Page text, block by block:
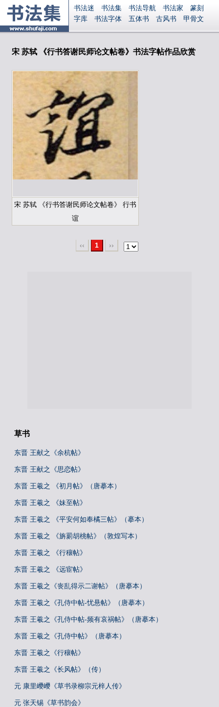
书法迷 书法集 书法导航 书法家
篆刻
字库
书法字体 五体书 古风书
甲骨文
集字
字形 大字 篆刻之家 字源
国学
起名
识字 英语 印章
Ai矢量
P图宝
安全网站
显广告 捐赠
宋 苏轼 《行书答谢民师论文帖卷》书法字帖作品欣赏
宋 苏轼 《行书答谢民师论文帖卷》 行书
谊
‹‹ 1 ››
草书
东晋 王献之《余杭帖》
东晋 王献之《思恋帖》
东晋 王羲之 《初月帖》（唐摹本）
东晋 王羲之 《妹至帖》
东晋 王羲之 《平安何如奉橘三帖》（摹本）
东晋 王羲之 《旃罽胡桃帖》（敦煌写本）
东晋 王羲之 《行穰帖》
东晋 王羲之 《远宦帖》
东晋 王羲之《丧乱得示二谢帖》（唐摹本）
东晋 王羲之《孔侍中帖-忧悬帖》（唐摹本）
东晋 王羲之《孔侍中帖-频有哀祸帖》（唐摹本）
东晋 王羲之《孔侍中帖》（唐摹本）
东晋 王羲之《行穰帖》
东晋 王羲之《长风帖》（传）
元 康里巎巎《草书录柳宗元梓人传》
元 张天锡《草书韵会》